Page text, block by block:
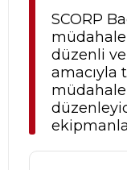
SCORP
düzenli
amacıyla